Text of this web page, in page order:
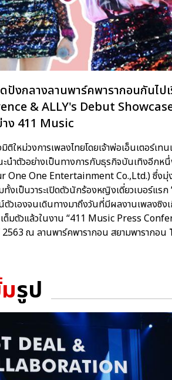
ปังกลางลานพาร์คพารากอนกันไ
& ALLY's Debut
าง 411 Music
ติใหม่วงการเพลงไทยโดยเจ้าพ่อเอ็นเตอร์เ
ะนำตัวอย่างเป็นทางการกับธุรกิจบันเทิงอีก
One One Entertainment Co.,Ltd.) ซึ่งมุ่ง
ทั้งเป็นวาระเปิดตัวนักร้องหญิงเดี่ยวเบอร์แรก
วเองจนเดินทางมาถึงวันที่มีผลงานเพลงซิง
ต็มตัวแล้วในงาน “411 Music Press
ณ ลานพาร์คพารากอน สยามพารากอน
รูป